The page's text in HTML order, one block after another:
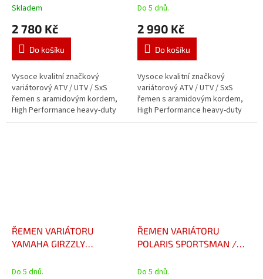
ULTIMAX
Skladem
2 780 Kč
Do košíku
Vysoce kvalitní značkový
variátorový ATV / UTV / SxS
řemen s aramidovým kordem,
High Performance heavy-duty
provedení, pro běžné,
Do 5 dnů.
2 990 Kč
Do košíku
Vysoce kvalitní značkový
variátorový ATV / UTV / SxS
řemen s aramidovým kordem,
High Performance heavy-duty
provedení, pro běžné,
ŘEMEN VARIÁTORU
YAMAHA GIRZZLY
Do 5 dnů.
ŘEMEN VARIÁTORU
POLARIS SPORTSMAN /
2021 CARLISLE ULTIMAX
Do 5 dnů.